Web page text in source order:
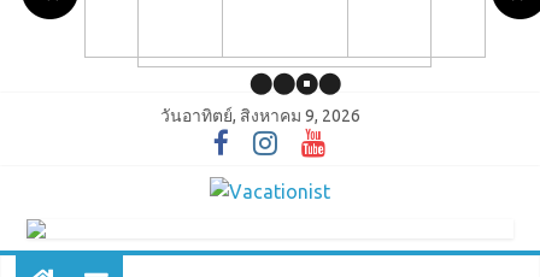
วันอาทิตย์, สิงหาคม 9, 2026